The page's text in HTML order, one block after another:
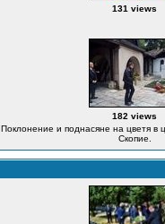
131 views
182 views
Поклонение и поднасяне на цветя в
Скопие.